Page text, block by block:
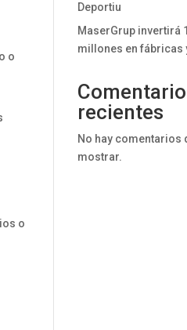
o
o
Deportiu
MaserGrup invertirá
millones en fábricas
recientes
No hay comentarios
mostrar.